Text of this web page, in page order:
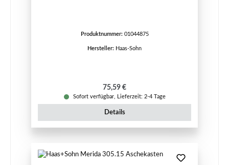
Produktnummer: 01044875
Hersteller: Haas-Sohn
Regulärer Preis:
75,59 €
Sofort verfügbar, Lieferzeit: 2-4 Tage
Details